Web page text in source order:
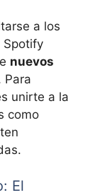
a los
Spotify
nuevos
Para
unirte a la
como
El